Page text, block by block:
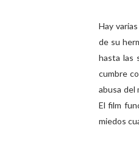
Hay
de su
hasta las
cumbre
abusa del
El film
miedos